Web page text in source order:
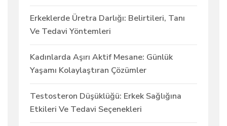
Erkeklerde Üretra Darlığı: Belirtileri, Tanı
Ve Tedavi Yöntemleri
Kadınlarda Aşırı Aktif Mesane: Günlük
Yaşamı Kolaylaştıran Çözümler
Testosteron Düşüklüğü: Erkek Sağlığına
Etkileri Ve Tedavi Seçenekleri